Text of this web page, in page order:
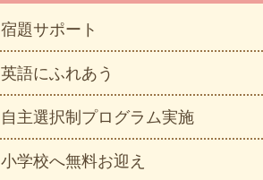
宿題サポート
英語にふれあう
自主選択制プログラム実施
小学校へ無料お迎え